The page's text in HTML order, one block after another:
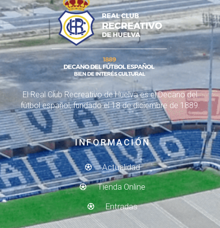
El Real Club Recreativo de Huelva es el Decano del
fútbol español, fundado el 18 de diciembre de 1889.
INFORMACIÓN
Actualidad
Tienda Online
Entradas